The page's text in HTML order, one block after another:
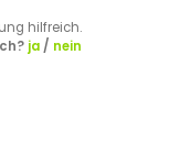
hilfreich.
ja/ nein